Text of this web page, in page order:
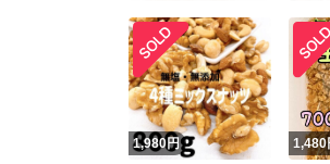
1,980円 1,480